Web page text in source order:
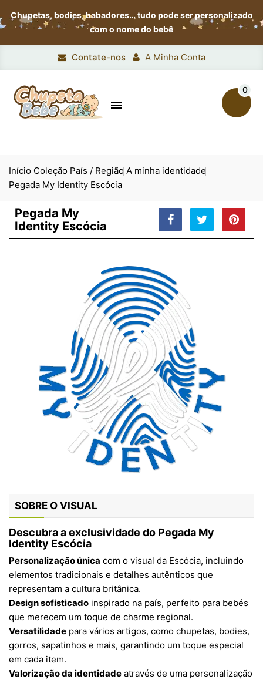
Chupetas, bodies, babadores…tudo pode ser personalizado
com o nome do bebê
Contate-nos A Minha Conta

0
Início Coleção País / Região A minha identidade
Pegada My Identity Escócia
Pegada My
Identity Escócia
SOBRE O VISUAL
Descubra a exclusividade do Pegada My
Identity Escócia
Personalização única com o visual da Escócia, incluindo
elementos tradicionais e detalhes autênticos que
representam a cultura britânica.
Design sofisticado inspirado na país, perfeito para bebés
que merecem um toque de charme regional.
Versatilidade para vários artigos, como chupetas, bodies,
gorros, sapatinhos e mais, garantindo um toque especial
em cada item.
Valorização da identidade através de uma personalização